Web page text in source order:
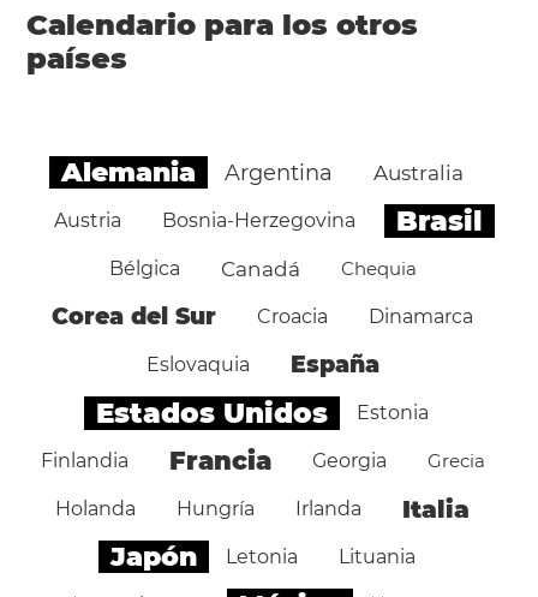
Calendario para los otros
países
Alemania Argentina Australia
Austria Bosnia-Herzegovina Brasil
Bélgica Canadá Chequia
Corea del Sur Croacia Dinamarca
Eslovaquia España
Estados Unidos Estonia
Finlandia Francia Georgia Grecia
Holanda Hungría Irlanda Italia
Japón Letonia Lituania